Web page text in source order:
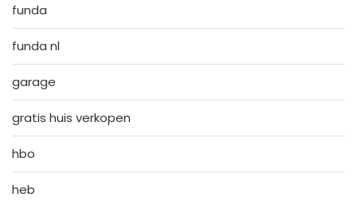
funda
funda nl
garage
gratis huis verkopen
hbo
heb